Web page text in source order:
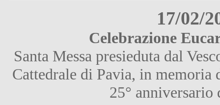
17/02/
Celebrazione
Santa Messa presieduta dal
Cattedrale di Pavia, in
25° anniversario